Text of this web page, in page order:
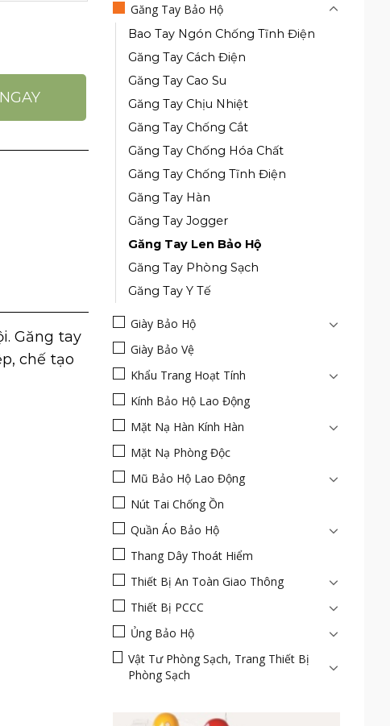
Chống Mài Mòn, Thấm Mồ Hôi, Thoáng Khí số lượng
Găng tay
chế tạo
Găng Tay Bảo Hộ
Bao Tay Ngón Chống Tĩnh Điện
Găng Tay Cách Điện
Găng Tay Cao Su
Găng Tay Chịu Nhiệt
Găng Tay Chống Cắt
Găng Tay Chống Hóa Chất
Găng Tay Chống Tĩnh Điện
Găng Tay Hàn
Găng Tay Jogger
Găng Tay Len Bảo Hộ
Găng Tay Phòng Sạch
Găng Tay Y Tế
Giày Bảo Hộ
Giày Bảo Vệ
Khẩu Trang Hoạt Tính
Kính Bảo Hộ Lao Động
Mặt Nạ Hàn Kính Hàn
Mặt Nạ Phòng Độc
Mũ Bảo Hộ Lao Động
Nút Tai Chống Ồn
Quần Áo Bảo Hộ
Thang Dây Thoát Hiểm
Thiết Bị An Toàn Giao Thông
Thiết Bị PCCC
Ủng Bảo Hộ
Vật Tư Phòng Sạch, Trang Thiết Bị
Phòng Sạch